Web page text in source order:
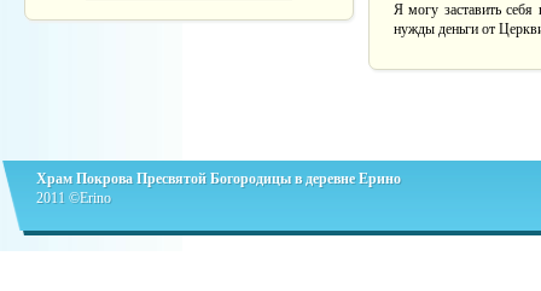
Я могу заставить
нужды деньги от
Храм Покрова Пресвятой Богородицы в деревне Ерино
2011 ©Erino